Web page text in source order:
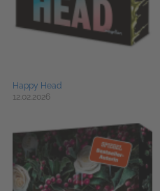
Happy Head
12.02.2026